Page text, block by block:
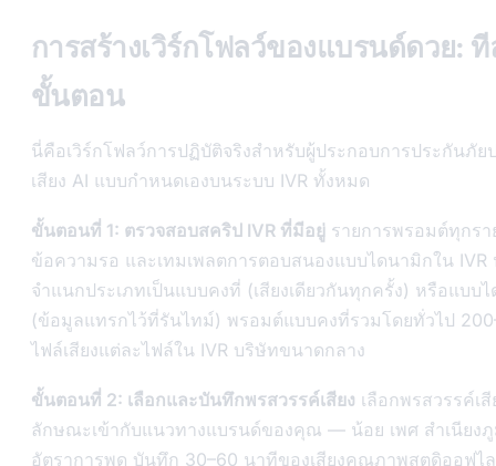
การสร้างเวิร์กโฟลว์ของแบรนด์ดวย: ที
ขั้นตอน
นี่คือเวิร์กโฟลว์การปฏิบัติจริงสำหรับผู้ประกอบการประกันภัย
เสียง AI แบบกำหนดเองบนระบบ IVR ทั้งหมด
ขั้นตอนที่ 1: ตรวจสอบสคริป IVR ที่มีอยู่ รายการพรอมต์ทุกรา
ข้อความรอ และเทมเพลตการตอบสนองแบบไดนามิกใน IVR
จำแนกประเภทเป็นแบบคงที่ (เสียงเดียวกันทุกครั้ง) หรือแบบ
(ข้อมูลแทรกไว้ที่รันไทม์) พรอมต์แบบคงที่รวมโดยทั่วไป
ไฟล์เสียงแต่ละไฟล์ใน IVR บริษัทขนาดกลาง
ขั้นตอนที่ 2: เลือกและบันทึกพรสวรรค์เสียง เลือกพรสวรรค์เ
ลักษณะเข้ากับแนวทางแบรนด์ของคุณ — น้อย เพศ สำเนียง
อัตราการพูด บันทึก 30–60 นาทีของเสียงคุณภาพสตูดิออฟไ